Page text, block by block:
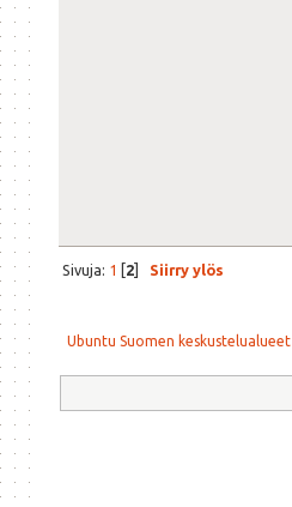
Sivuja: 1 [2] Siirry ylös
Ubuntu Suomen keskustelualueet